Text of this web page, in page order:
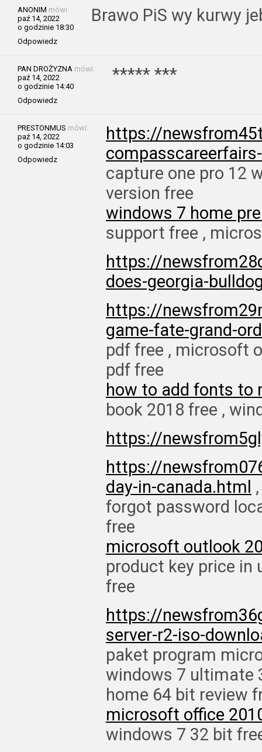
ANONIM mówi:
paź 14, 2022
o godzinie 18:30
Odpowiedz
Brawo PiS wy kurwy
PAN DROŻYZNA mówi:
paź 14, 2022
o godzinie 14:40
Odpowiedz
***** ***
PRESTONMUS mówi:
paź 14, 2022
o godzinie 14:03
Odpowiedz
https://
capture one pro 12
version free
windows 7 home
support free ,
https://
does-georgia-
https://
game-fate-grand-
pdf free , microsoft
pdf free
how to add fonts to
book 2018 free ,
https://
https://
day-in-canada.html
forgot password
free
microsoft outlook
product key price in
free
https://
server-r2-iso-
paket program
windows 7 ultimate
home 64 bit review
microsoft office
windows 7 32 bit